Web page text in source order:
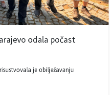
odala počast
je obilježavanju